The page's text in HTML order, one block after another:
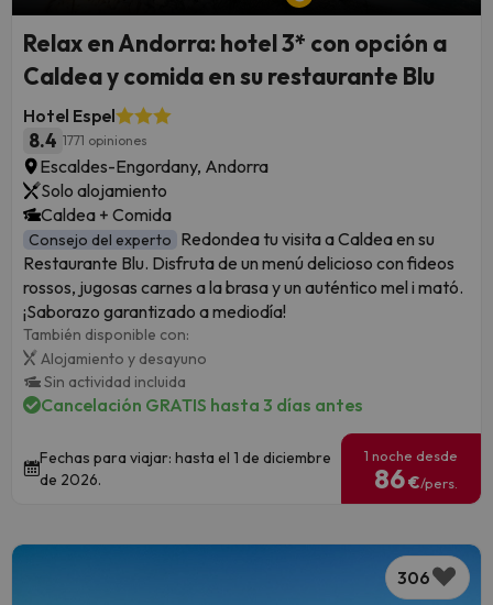
Relax en Andorra: hotel 3* con opción a
Caldea y comida en su restaurante Blu
Hotel Espel
8.4 1771 opiniones
Escaldes-Engordany, Andorra
Solo alojamiento
Caldea + Comida
Consejo del experto Redondea tu visita a Caldea en su
Restaurante Blu. Disfruta de un menú delicioso con fideos
rossos, jugosas carnes a la brasa y un auténtico mel i mató.
¡Saborazo garantizado a mediodía!
También disponible con:
Alojamiento y desayuno
Sin actividad incluida
Cancelación GRATIS hasta 3 días antes
Fechas para viajar: hasta el 1 de diciembre
de 2026.
1 noche desde
86€/pers.
306